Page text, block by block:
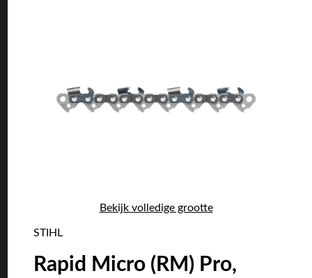
Bekijk volledige grootte
STIHL
Rapid Micro (RM) Pro,